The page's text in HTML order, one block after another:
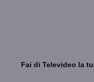
Fai di Televideo la